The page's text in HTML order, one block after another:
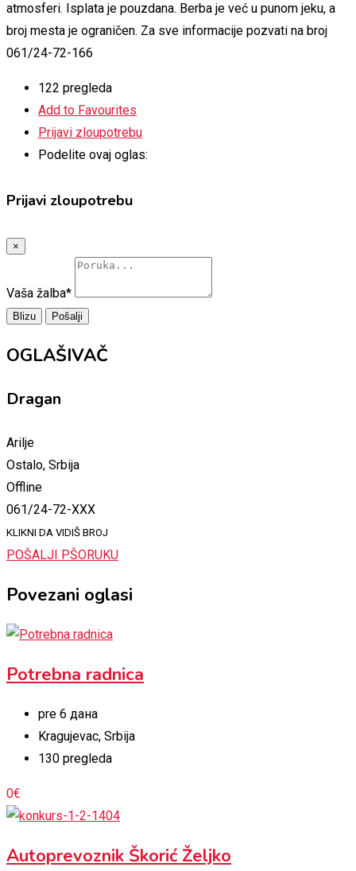
atmosferi. Isplata je pouzdana. Berba je već u punom jeku, a
broj mesta je ograničen. Za sve informacije pozvati na broj
061/24-72-166
122 pregleda
Add to Favourites
Prijavi zloupotrebu
Podelite ovaj oglas:
Prijavi zloupotrebu
×
Vaša žalba*
Blizu Pošalji
OGLAŠIVAČ
Dragan
Arilje
Ostalo, Srbija
Offline
061/24-72-XXX
KLIKNI DA VIDIŠ BROJ
POŠALJI PŠORUKU
Povezani oglasi
Potrebna radnica
pre 6 дана
Kragujevac, Srbija
130 pregleda
0€
Autoprevoznik Škorić Željko